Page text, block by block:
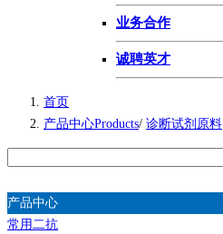
业务合作
诚聘英才
首页
产品中心Products/ 诊断试剂原料
产品中心
常用二抗